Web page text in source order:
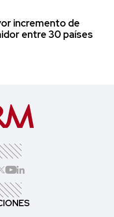
incremento de
entre 30 países